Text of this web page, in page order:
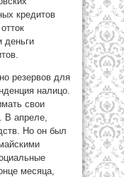
кредитов
деньги
резервов для
налицо.
свои
В апреле,
Но он был
месяца,